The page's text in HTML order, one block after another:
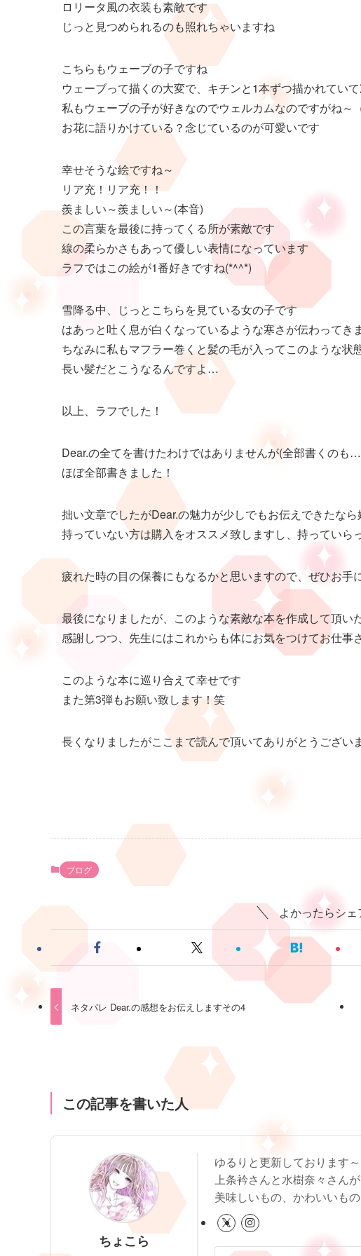
ロリータ風の衣装も素敵です
じっと見つめられるのも照れちゃいますね
こちらもウェーブの子ですね
ウェーブって描くの大変で、キチンと1本ずつ描かれてい
私もウェーブの子が好きなのでウェルカムなのですがね～
お花に語りかけている？念じているのが可愛いです
幸せそうな絵ですね～
リア充！リア充！！
羨ましい～羨ましい～(本音)
この言葉を最後に持ってくる所が素敵です
線の柔らかさもあって優しい表情になっています
ラフではこの絵が1番好きですね(*^^*)
雪降る中、じっとこちらを見ている女の子です
はあっと吐く息が白くなっているような寒さが伝わってき
ちなみに私もマフラー巻くと髪の毛が入ってこのような状
長い髪だとこうなるんですよ…
以上、ラフでした！
Dear.の全てを書けたわけではありませんが(全部書くの
ほぼ全部書きました！
拙い文章でしたがDear.の魅力が少しでもお伝えできたなら
持っていない方は購入をオススメ致しますし、持っていら
疲れた時の目の保養にもなるかと思いますので、ぜひお
最後になりましたが、このような素敵な本を作成して頂
感謝しつつ、先生にはこれからも体にお気をつけてお仕事
このような本に巡り合えて幸せです
また第3弾もお願い致します！笑
長くなりましたがここまで読んで頂いてありがとうござい
ブログ
よかったらシェ
ネタバレ Dear.の感想をお伝えしますその4
この記事を書いた人
ちょこら
ゆるりと更新しております～
上条衿さんと水樹奈々さん
美味しいもの、かわいいも